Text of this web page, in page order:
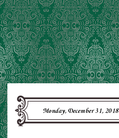
Monday, December 31, 2018